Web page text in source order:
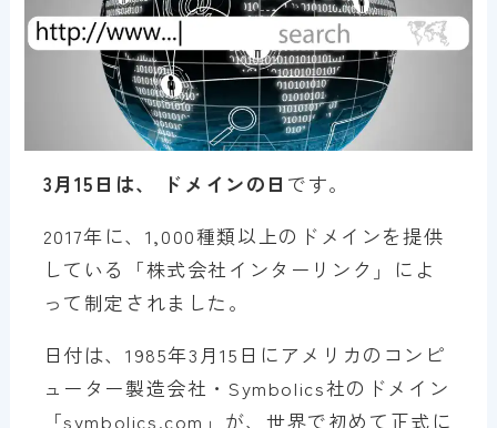
3月15日は、 ドメインの日 です。
2017年に、1,000種類以上のドメインを提供
している「株式会社インターリンク」によ
って制定されました。
日付は、1985年3月15日にアメリカのコンピ
ューター製造会社・Symbolics社のドメイン
「symbolics.com」が、世界で初めて正式に